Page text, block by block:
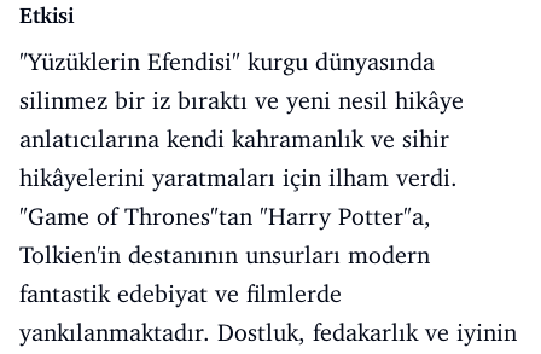
Etkisi
"Yüzüklerin Efendisi" kurgu dünyasında
silinmez bir iz bıraktı ve yeni nesil hikâye
anlatıcılarına kendi kahramanlık ve sihir
hikâyelerini yaratmaları için ilham verdi.
"Game of Thrones"tan "Harry Potter"a,
Tolkien'in destanının unsurları modern
fantastik edebiyat ve filmlerde
yankılanmaktadır. Dostluk, fedakarlık ve iyinin